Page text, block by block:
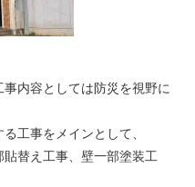
内容としては防災を視野に
工事をメインとして、
替え工事、壁一部塗装工